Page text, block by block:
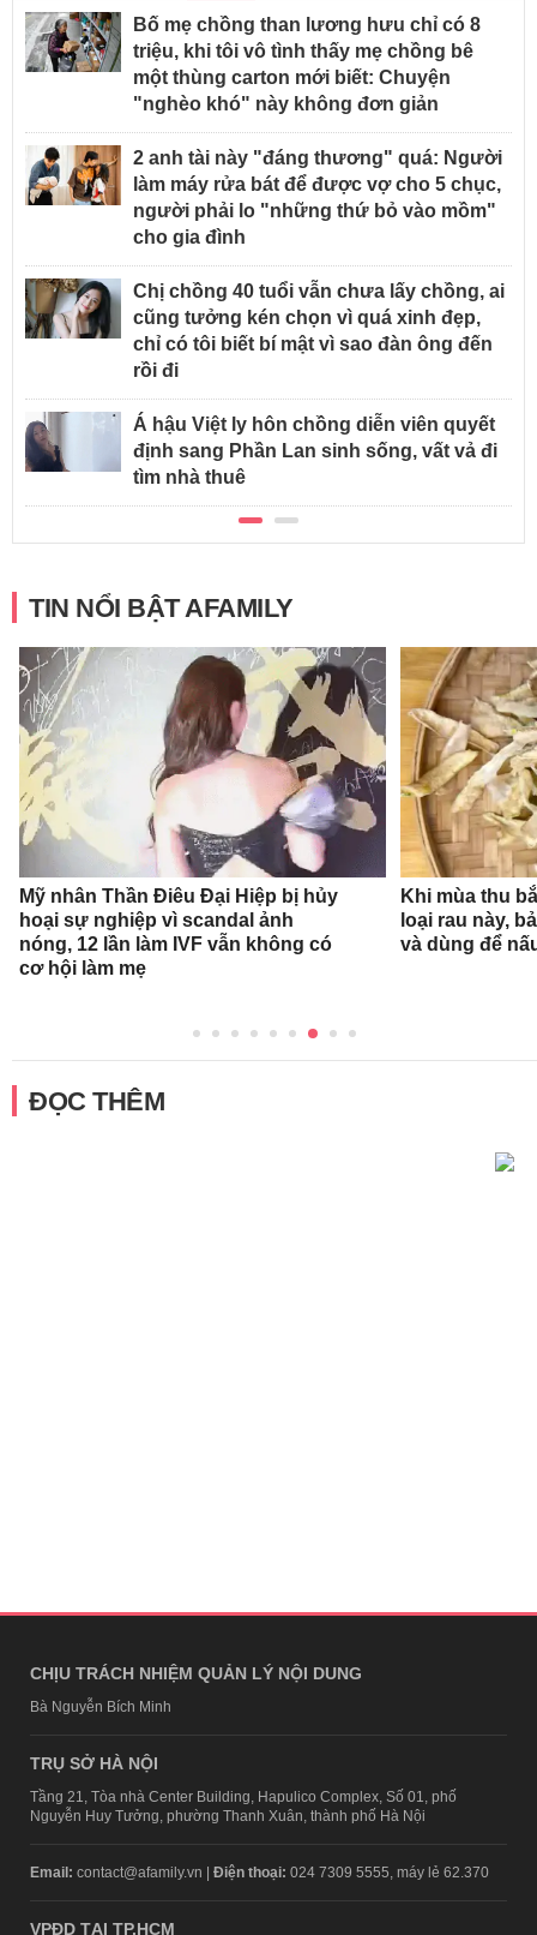
Bố mẹ chồng than lương hưu chỉ có 8
triệu, khi tôi vô tình thấy mẹ chồng bê
một thùng carton mới biết: Chuyện
"nghèo khó" này không đơn giản
2 anh tài này "đáng thương" quá: Người
làm máy rửa bát để được vợ cho 5 chục,
người phải lo "những thứ bỏ vào mồm"
cho gia đình
Chị chồng 40 tuổi vẫn chưa lấy chồng, ai
cũng tưởng kén chọn vì quá xinh đẹp,
chỉ có tôi biết bí mật vì sao đàn ông đến
rồi đi
Á hậu Việt ly hôn chồng diễn viên quyết
định sang Phần Lan sinh sống, vất vả đi
tìm nhà thuê
TIN NỔI BẬT AFAMILY
Mỹ nhân Thần Điêu Đại Hiệp bị hủy
hoại sự nghiệp vì scandal ảnh
nóng, 12 lần làm IVF vẫn không có
cơ hội làm mẹ
Khi mùa thu
loại rau này,
và dùng để
ĐỌC THÊM
CHỊU TRÁCH NHIỆM QUẢN LÝ NỘI DUNG
Bà Nguyễn Bích Minh
TRỤ SỞ HÀ NỘI
Tầng 21, Tòa nhà Center Building, Hapulico Complex, Số 01, phố
Nguyễn Huy Tưởng, phường Thanh Xuân, thành phố Hà Nội
Email: contact@afamily.vn | Điện thoại: 024 7309 5555, máy lẻ 62.370
VPĐD TẠI TP.HCM